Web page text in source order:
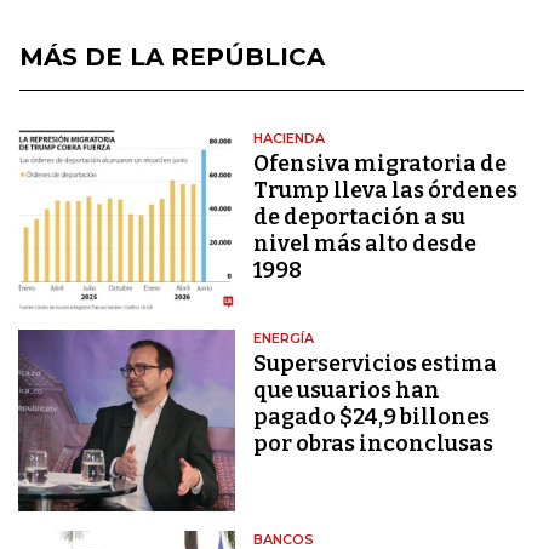
MÁS DE LA REPÚBLICA
HACIENDA
Ofensiva migratoria de
Trump lleva las órdenes
de deportación a su
nivel más alto desde
1998
ENERGÍA
Superservicios estima
que usuarios han
pagado $24,9 billones
por obras inconclusas
BANCOS